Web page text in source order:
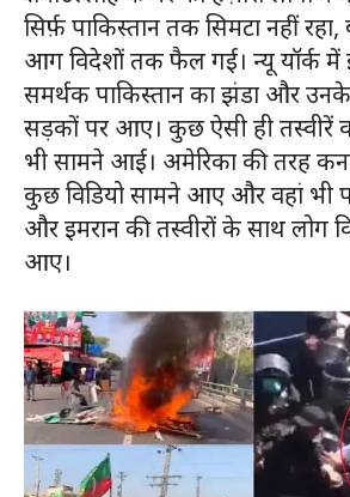
सिर्फ़ पाकिस्तान तक सिमटा नहीं
आग विदेशों तक फैल गई। न्यू यॉर्क में
समर्थक पाकिस्तान का झंडा और
सड़कों पर आए। कुछ ऐसी ही तस्वीरें
भी सामने आईं। अमेरिका की तरह
कुछ विडियो सामने आए और वहां भी
और इमरान की तस्वीरों के साथ लोग
आए।